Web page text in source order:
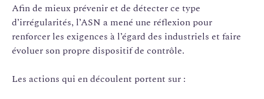
Afin de mieux prévenir et de détecter ce type
d’irrégularités, l’ASN a mené une réflexion pour
renforcer les exigences à l’égard des industriels et faire
évoluer son propre dispositif de contrôle.
Les actions qui en découlent portent sur :